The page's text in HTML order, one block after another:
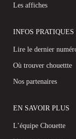
Les affiches
INFOS PRATIQUES
Lire le dernier
Où trouver chouettte
Nos partenaires
EN SAVOIR PLUS
L’équipe Chouette